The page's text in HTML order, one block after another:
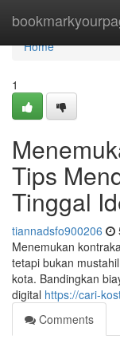
Home
Home
1
Tips
Tinggal
tiannadsfo900206
Menemukan
tetapi bukan
kota. Bandingkan
digital https://cari-
Comments